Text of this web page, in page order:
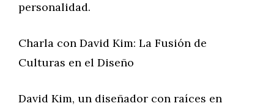
personalidad.
Charla con David Kim: La Fusión de
Culturas en el Diseño
David Kim, un diseñador con raíces en